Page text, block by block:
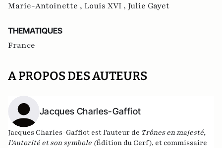
Marie-Antoinette , Louis XVI , Julie Gayet
THEMATIQUES
France
A PROPOS DES AUTEURS
Jacques Charles-Gaffiot
Jacques Charles-Gaffiot est l'auteur de Trônes en majesté,
l’Autorité et son symbole (Édition du Cerf), et commissaire